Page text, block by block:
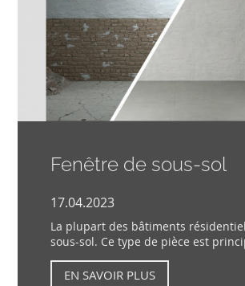
Fenêtre de sous-sol
17.04.2023
La plupart des bâtiments
sous-sol. Ce type de pièce est
EN SAVOIR PLUS